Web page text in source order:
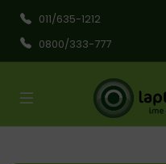
011/635-1212
0800/333-777